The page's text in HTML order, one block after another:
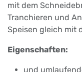
mit dem
Tranchieren und
Speisen gleich mit
Eigenschaften:
und